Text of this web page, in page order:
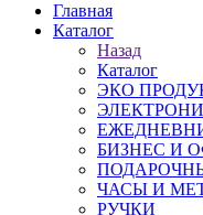
Главная
Каталог
Назад
Каталог
ЭКО
БИЗНЕС И
ЧАСЫ И
РУЧКИ